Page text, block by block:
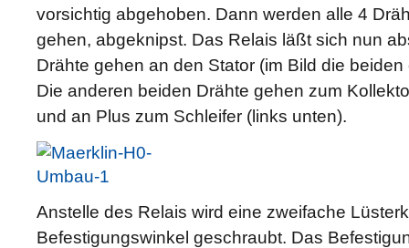
vorsichtig abgehoben. Dann werden alle 4
gehen, abgeknipst. Das Relais läßt sich nun
Drähte gehen an den Stator (im Bild die
Die anderen beiden Drähte gehen zum
und an Plus zum Schleifer (links unten).
Anstelle des Relais wird eine zweifache
Befestigungswinkel geschraubt. Das